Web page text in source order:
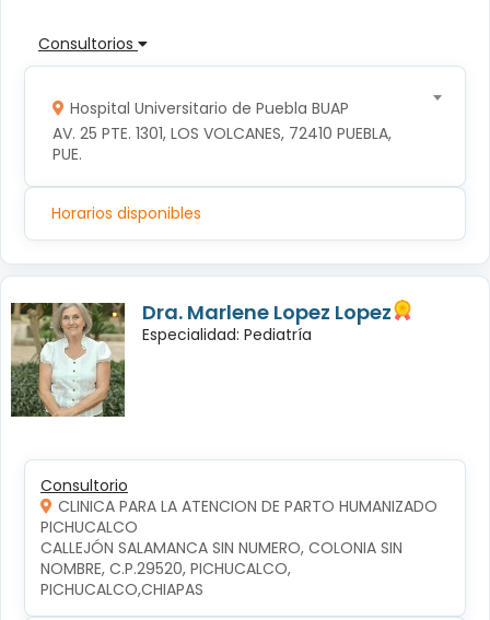
Consultorios
Hospital Universitario de Puebla BUAP
AV. 25 PTE. 1301, LOS VOLCANES, 72410 PUEBLA,
PUE.
Horarios disponibles
Dra. Marlene Lopez Lopez
Especialidad: Pediatría
Consultorio
CLINICA PARA LA ATENCION DE PARTO HUMANIZADO
PICHUCALCO
CALLEJÓN SALAMANCA SIN NUMERO, COLONIA SIN
NOMBRE, C.P.29520, PICHUCALCO,
PICHUCALCO,CHIAPAS